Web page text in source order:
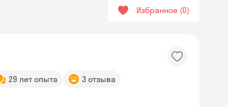
Избранное 0
29 лет опыта 3 отзыва